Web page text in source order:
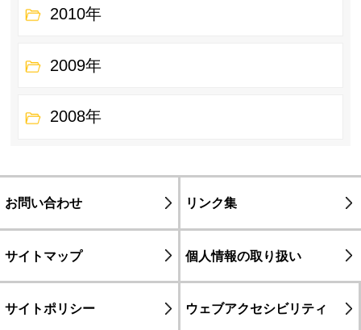
2010年
2009年
2008年
お問い合わせ リンク集
サイトマップ 個人情報の取り扱い
サイトポリシー ウェブアクセシビリティ